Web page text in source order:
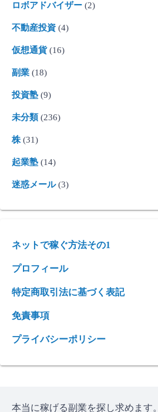
ロボアドバイザー (2)
不動産投資 (4)
仮想通貨(16)
副業 (18)
投資塾 (9)
未分類 (236)
株 (31)
起業塾 (14)
迷惑メール(3)
ネットで稼ぐ方法その1
プロフィール
特定商取引法に基づく表記
免責事項
プライバシーポリシー
本当に稼げる副業を探し求めます。